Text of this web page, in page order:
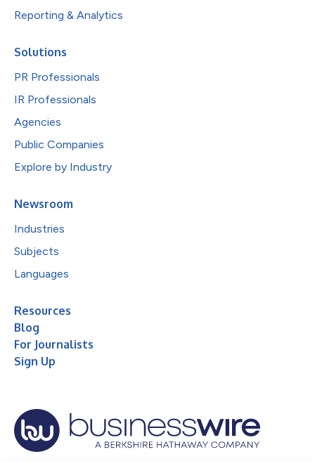
Reporting & Analytics
Solutions
PR Professionals
IR Professionals
Agencies
Public Companies
Explore by Industry
Newsroom
Industries
Subjects
Languages
Resources
Blog
For Journalists
Sign Up